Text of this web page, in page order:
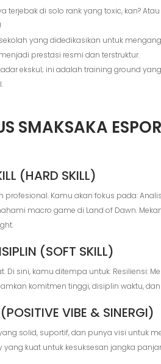
terjebak di solo rank yang toxic, kan?
yang didedikasikan untuk
prestasi resmi dan terstruktur.
ekskul; ini adalah training ground
SMAKSAKA
(HARD SKILL)
Kamu akan fokus pada:
macro game di Land of Dawn.
(SOFT SKILL)
Di sini, kamu ditempa untuk: Resiliensi:
komitmen tinggi, disiplin waktu,
VIBE & SINERGI)
solid, suportif, dan punya visi untuk
kuat untuk kesuksesan jangka